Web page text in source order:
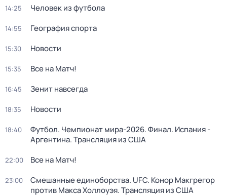
14:25 Человек из футбола
14:55 География спорта
15:30 Новости
15:35 Все на Матч!
16:45 Зенит навсегда
18:35 Новости
18:40
Футбол. Чемпионат мира-2026. Финал. Испания -
Аргентина. Трансляция из США
22:00 Все на Матч!
23:00
Смешанные единоборства. UFC. Конор Макгрегор
против Макса Холлоуэя. Трансляция из США